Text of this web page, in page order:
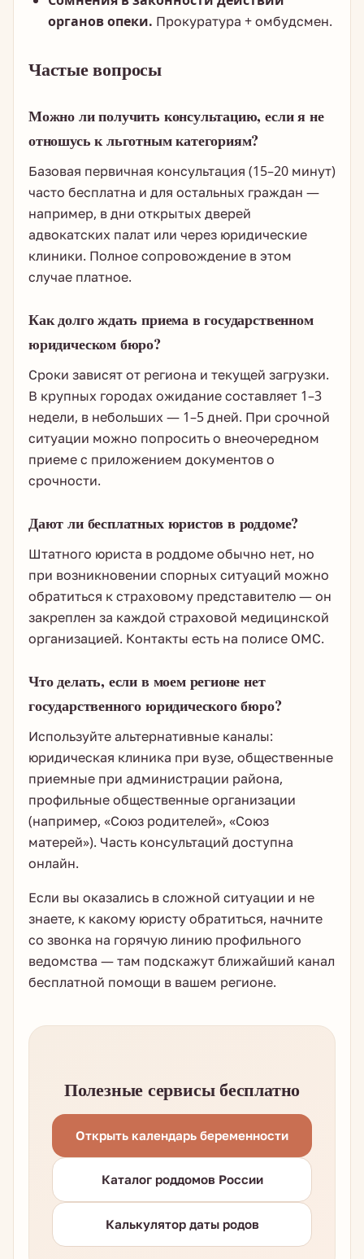
органов опеки. Прокуратура + омбудсмен.
Частые вопросы
Можно ли получить консультацию, если я не
отношусь к льготным категориям?
Базовая первичная консультация (15–20 минут)
часто бесплатна и для остальных граждан —
например, в дни открытых дверей
адвокатских палат или через юридические
клиники. Полное сопровождение в этом
случае платное.
Как долго ждать приема в государственном
юридическом бюро?
Сроки зависят от региона и текущей загрузки.
В крупных городах ожидание составляет 1–3
недели, в небольших — 1–5 дней. При срочной
ситуации можно попросить о внеочередном
приеме с приложением документов о
срочности.
Дают ли бесплатных юристов в роддоме?
Штатного юриста в роддоме обычно нет, но
при возникновении спорных ситуаций можно
обратиться к страховому представителю — он
закреплен за каждой страховой медицинской
организацией. Контакты есть на полисе ОМС.
Что делать, если в моем регионе нет
государственного юридического бюро?
Используйте альтернативные каналы:
юридическая клиника при вузе, общественные
приемные при администрации района,
профильные общественные организации
(например, «Союз родителей», «Союз
матерей»). Часть консультаций доступна
онлайн.
Если вы оказались в сложной ситуации и не
знаете, к какому юристу обратиться, начните
со звонка на горячую линию профильного
ведомства — там подскажут ближайший канал
бесплатной помощи в вашем регионе.
Полезные сервисы бесплатно
Открыть календарь беременности
Каталог роддомов России
Калькулятор даты родов